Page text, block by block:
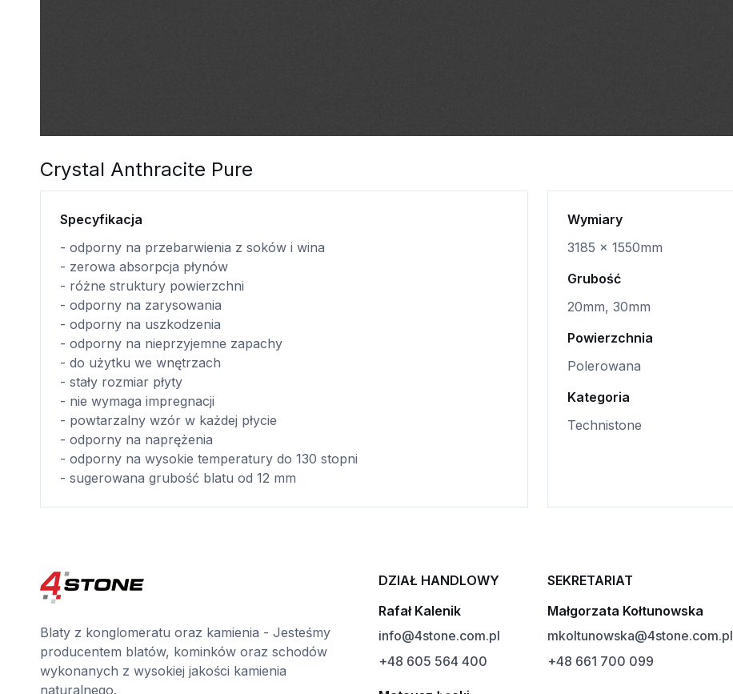
Crystal Anthracite Pure
Specyfikacja
- odporny na przebarwienia z soków i wina
- zerowa absorpcja płynów
- różne struktury powierzchni
- odporny na zarysowania
- odporny na uszkodzenia
- odporny na nieprzyjemne zapachy
- do użytku we wnętrzach
- stały rozmiar płyty
- nie wymaga impregnacji
- powtarzalny wzór w każdej płycie
- odporny na naprężenia
- odporny na wysokie temperatury do 130 stopni
- sugerowana grubość blatu od 12 mm
Wymiary
3185 x 1550mm
Grubość
20mm, 30mm
Powierzchnia
Polerowana
Kategoria
Technistone
Blaty z konglomeratu oraz kamienia - Jesteśmy
producentem blatów, kominków oraz schodów
wykonanych z wysokiej jakości kamienia
naturalnego.
DZIAŁ HANDLOWY
Rafał Kalenik
info@4stone.com.pl
+48 605 564 400
SEKRETARIAT
Małgorzata Kołtunowska
mkoltunowska@4stone.com.pl
+48 661 700 099